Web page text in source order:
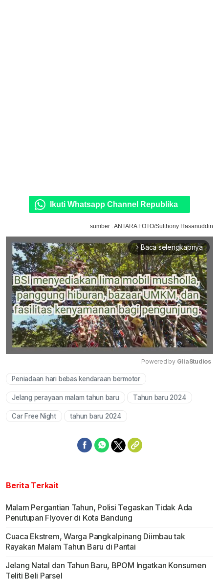
Ikuti Whatsapp Channel Republika
sumber : ANTARA FOTO/Sulthony Hasanuddin
arrow_forward_ios Baca selengkapnya
Powered by GliaStudios
Peniadaan hari bebas kendaraan bermotor
Jelang perayaan malam tahun baru Tahun baru 2024
Car Free Night tahun baru 2024
Berita Terkait
Malam Pergantian Tahun, Polisi Tegaskan Tidak Ada
Penutupan Flyover di Kota Bandung
Cuaca Ekstrem, Warga Pangkalpinang Diimbau tak
Rayakan Malam Tahun Baru di Pantai
Jelang Natal dan Tahun Baru, BPOM Ingatkan Konsumen
Teliti Beli Parsel